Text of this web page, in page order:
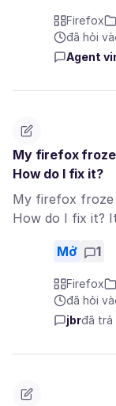
Firefox
đã hỏi
Agent
My firefox
How do I fix it?
My firefox froze
How do I fix it?
Mở 1
Firefox
đã hỏi
jbrđã trả